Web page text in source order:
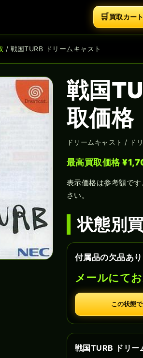
🛒買取カー
/ 戦国TURB ドリームキャスト
戦国
取価格
ドリームキャスト / ド
最高買取価格
表示価格は参考額で
さい。
状態別
付属品の欠品あり
メールにて
この状態
戦国TURB ドリー